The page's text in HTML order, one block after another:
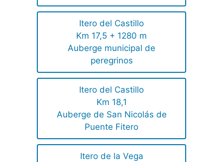
Itero del Castillo
Km 17,5 + 1280 m
Auberge municipal de
peregrinos
Itero del Castillo
Km 18,1
Auberge de San Nicolás de
Puente Fitero
Itero de la Vega